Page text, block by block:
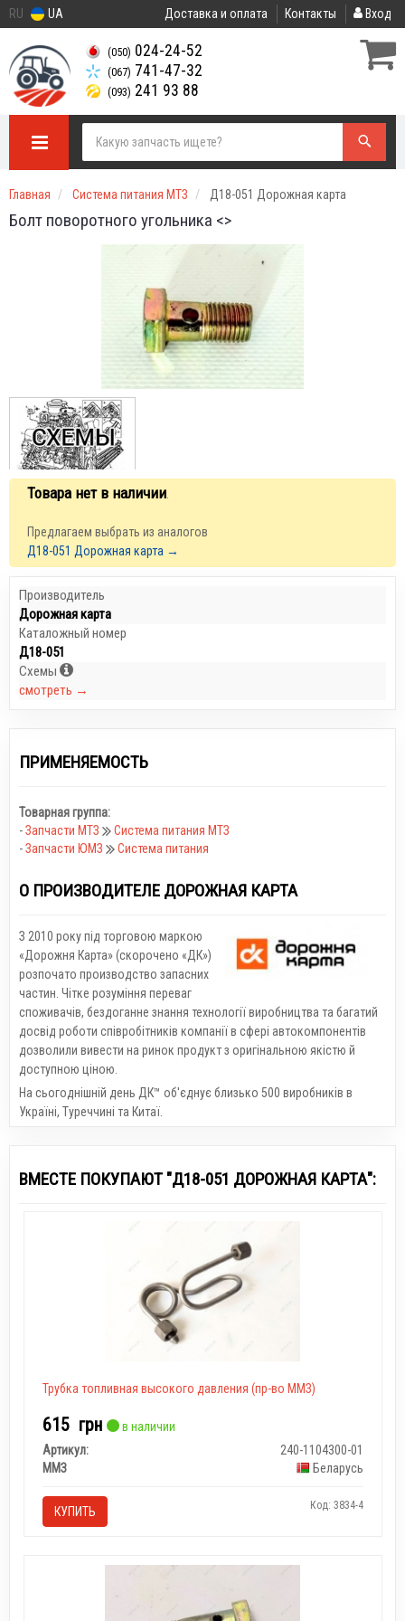
RU UA Доставка и оплата Контакты Вход
(050) 024-24-52
(067) 741-47-32
(093) 241 93 88
Главная Система питания МТЗ Д18-051 Дорожная карта
Болт поворотного угольника <>
Товара нет в наличии
Предлагаем выбрать из аналогов
Д18-051 Дорожная карта →
Производитель
Дорожная карта
Каталожный номер
Д18-051
Схемы
смотреть →
ПРИМЕНЯЕМОСТЬ
Товарная группа:
-Запчасти МТЗ
Система питания МТЗ
-Запчасти ЮМЗ Система питания
О ПРОИЗВОДИТЕЛЕ ДОРОЖНАЯ КАРТА
З 2010 року під торговою маркою
«Дорожня Карта» (скорочено «ДК»)
розпочато производство запасних
частин. Чітке розуміння переваг
споживачів, бездоганне знання технології виробництва та багатий
досвід роботи співробітників компанії в сфері автокомпонентів
дозволили вивести на ринок продукт з оригінальною якістю й
доступною ціною.
На сьогоднішній день ДК™ об'єднує близько 500 виробників в
Україні, Туреччині та Китаї.
ВМЕСТЕ ПОКУПАЮТ "Д18-051 ДОРОЖНАЯ КАРТА":
Трубка топливная высокого давления (пр-во ММЗ)
615 грн
в наличии
Артикул:
240-1104300-01
ММЗ
Беларусь
КУПИТЬ Код: 3834-4